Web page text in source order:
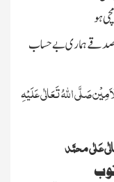
ہو
قے ہماری بے حسا ب
صَلَّی اللّٰہُ تَعَالٰی عَلَیْہِ
عَلٰی محمَّد